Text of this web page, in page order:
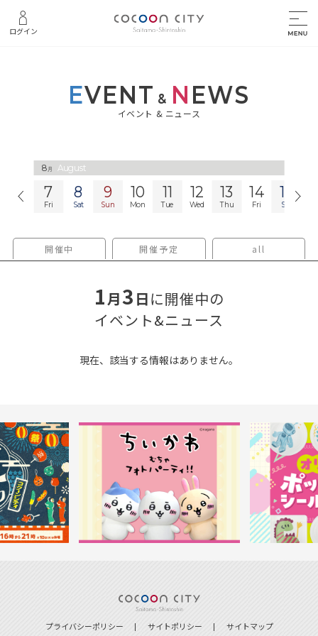
ログイン
EVENT & NEWS
イベント & ニュース
8 月 August
8 月 August
7
Fri
8
Sat
9
Sun
10
Mon
11
Tue
12
Wed
13
Thu
14
Fri
15
Sat
開催中 開催予定 all
1月3 日に開催中の
イベント&ニュース
現在、該当する情報はありません。
プライバシーポリシー サイトポリシー サイトマップ